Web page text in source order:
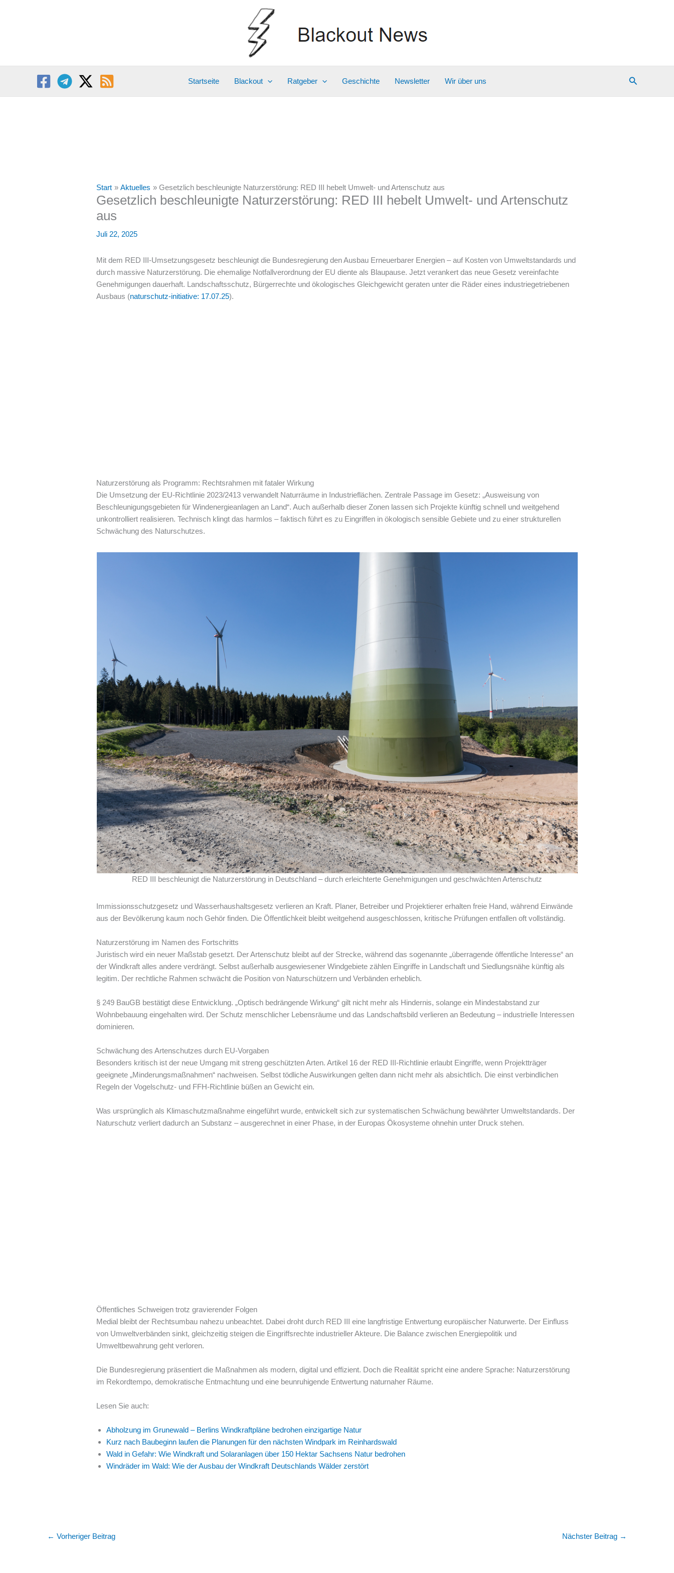
Startseite Blackout Ratgeber Geschichte Newsletter Wir über uns Suchen
Start Aktuelles Gesetzlich beschleunigte Naturzerstörung: RED III hebelt Umwelt- und Artenschutz aus
Gesetzlich beschleunigte Naturzerstörung: RED III hebelt Umwelt- und Artenschutz
aus
Juli 22, 2025
Mit dem RED III-Umsetzungsgesetz beschleunigt die Bundesregierung den Ausbau Erneuerbarer Energien – auf Kosten von Umweltstandards und
durch massive Naturzerstörung. Die ehemalige Notfallverordnung der EU diente als Blaupause. Jetzt verankert das neue Gesetz vereinfachte
Genehmigungen dauerhaft. Landschaftsschutz, Bürgerrechte und ökologisches Gleichgewicht geraten unter die Räder eines industriegetriebenen
Ausbaus (naturschutz-initiative: 17.07.25).
Naturzerstörung als Programm: Rechtsrahmen mit fataler Wirkung
Die Umsetzung der EU-Richtlinie 2023/2413 verwandelt Naturräume in Industrieflächen. Zentrale Passage im Gesetz: „Ausweisung von
Beschleunigungsgebieten für Windenergieanlagen an Land“. Auch außerhalb dieser Zonen lassen sich Projekte künftig schnell und weitgehend
unkontrolliert realisieren. Technisch klingt das harmlos – faktisch führt es zu Eingriffen in ökologisch sensible Gebiete und zu einer strukturellen
Schwächung des Naturschutzes.
RED III beschleunigt die Naturzerstörung in Deutschland – durch erleichterte Genehmigungen und geschwächten Artenschutz
Immissionsschutzgesetz und Wasserhaushaltsgesetz verlieren an Kraft. Planer, Betreiber und Projektierer erhalten freie Hand, während Einwände
aus der Bevölkerung kaum noch Gehör finden. Die Öffentlichkeit bleibt weitgehend ausgeschlossen, kritische Prüfungen entfallen oft vollständig.
Naturzerstörung im Namen des Fortschritts
Juristisch wird ein neuer Maßstab gesetzt. Der Artenschutz bleibt auf der Strecke, während das sogenannte „überragende öffentliche Interesse“ an
der Windkraft alles andere verdrängt. Selbst außerhalb ausgewiesener Windgebiete zählen Eingriffe in Landschaft und Siedlungsnähe künftig als
legitim. Der rechtliche Rahmen schwächt die Position von Naturschützern und Verbänden erheblich.
§ 249 BauGB bestätigt diese Entwicklung. „Optisch bedrängende Wirkung“ gilt nicht mehr als Hindernis, solange ein Mindestabstand zur
Wohnbebauung eingehalten wird. Der Schutz menschlicher Lebensräume und das Landschaftsbild verlieren an Bedeutung – industrielle Interessen
dominieren.
Schwächung des Artenschutzes durch EU-Vorgaben
Besonders kritisch ist der neue Umgang mit streng geschützten Arten. Artikel 16 der RED III-Richtlinie erlaubt Eingriffe, wenn Projektträger
geeignete „Minderungsmaßnahmen“ nachweisen. Selbst tödliche Auswirkungen gelten dann nicht mehr als absichtlich. Die einst verbindlichen
Regeln der Vogelschutz- und FFH-Richtlinie büßen an Gewicht ein.
Was ursprünglich als Klimaschutzmaßnahme eingeführt wurde, entwickelt sich zur systematischen Schwächung bewährter Umweltstandards. Der
Naturschutz verliert dadurch an Substanz – ausgerechnet in einer Phase, in der Europas Ökosysteme ohnehin unter Druck stehen.
Öffentliches Schweigen trotz gravierender Folgen
Medial bleibt der Rechtsumbau nahezu unbeachtet. Dabei droht durch RED III eine langfristige Entwertung europäischer Naturwerte. Der Einfluss
von Umweltverbänden sinkt, gleichzeitig steigen die Eingriffsrechte industrieller Akteure. Die Balance zwischen Energiepolitik und
Umweltbewahrung geht verloren.
Die Bundesregierung präsentiert die Maßnahmen als modern, digital und effizient. Doch die Realität spricht eine andere Sprache: Naturzerstörung
im Rekordtempo, demokratische Entmachtung und eine beunruhigende Entwertung naturnaher Räume.
Lesen Sie auch:
Abholzung im Grunewald – Berlins Windkraftpläne bedrohen einzigartige Natur
Kurz nach Baubeginn laufen die Planungen für den nächsten Windpark im Reinhardswald
Wald in Gefahr: Wie Windkraft und Solaranlagen über 150 Hektar Sachsens Natur bedrohen
Windräder im Wald: Wie der Ausbau der Windkraft Deutschlands Wälder zerstört
← Vorheriger Beitrag Nächster Beitrag →